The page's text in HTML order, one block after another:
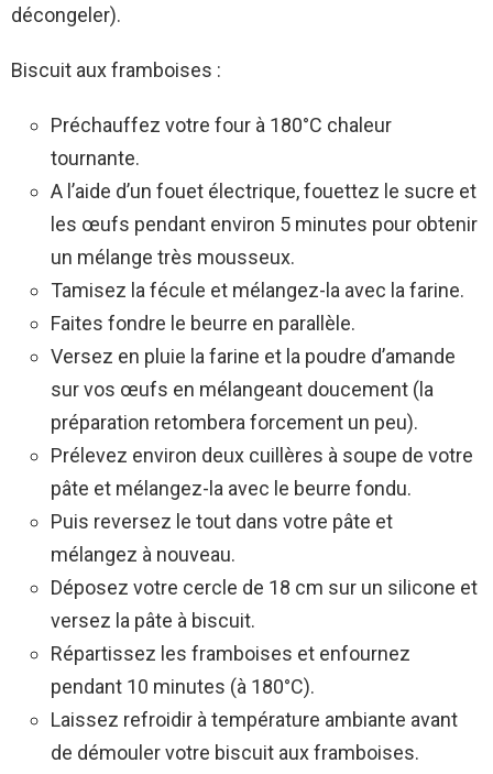
décongeler).
Biscuit aux framboises :
Préchauffez votre four à 180°C chaleur
tournante.
A l’aide d’un fouet électrique, fouettez le sucre et
les œufs pendant environ 5 minutes pour obtenir
un mélange très mousseux.
Tamisez la fécule et mélangez-la avec la farine.
Faites fondre le beurre en parallèle.
Versez en pluie la farine et la poudre d’amande
sur vos œufs en mélangeant doucement (la
préparation retombera forcement un peu).
Prélevez environ deux cuillères à soupe de votre
pâte et mélangez-la avec le beurre fondu.
Puis reversez le tout dans votre pâte et
mélangez à nouveau.
Déposez votre cercle de 18 cm sur un silicone et
versez la pâte à biscuit.
Répartissez les framboises et enfournez
pendant 10 minutes (à 180°C).
Laissez refroidir à température ambiante avant
de démouler votre biscuit aux framboises.